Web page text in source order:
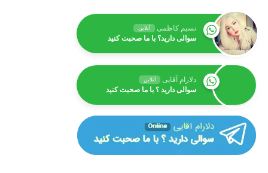
نسیم کاظمی آنلاین
سوالی دارید؟ با ما صحبت کنید
دلارام آقایی آنلاین
سوالی دارید ؟ با ما صحبت کنید